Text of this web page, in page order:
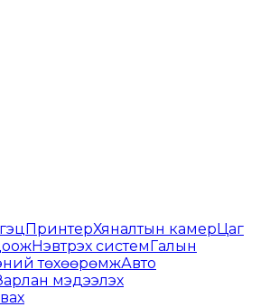
ПринтерХяналтын камерЦаг
Нэвтрэх системГалын
төхөөрөмжАвто
мэдээлэх